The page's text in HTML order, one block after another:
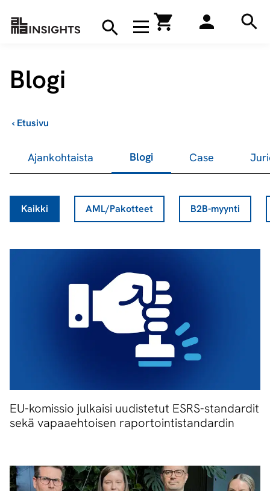
Avaa navigaatio
Hae
Blogi
Etusivu
›
Ajankohtaista Blogi Case
Kaikki AML/Pakotteet B2B-myynti
EU-komissio julkaisi uudistetut ESRS-standardit
sekä vapaaehtoisen raportointistandardin